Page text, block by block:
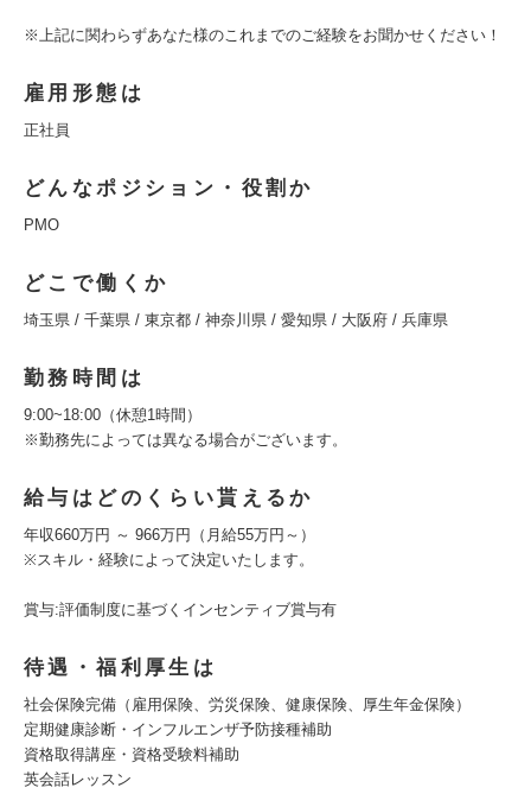
※上記に関わらずあなた様のこれまでのご経験をお聞かせください！
雇用形態は
正社員
どんなポジション・役割か
PMO
どこで働くか
埼玉県 / 千葉県 / 東京都 / 神奈川県 / 愛知県 / 大阪府 / 兵庫県
勤務時間は
9:00~18:00（休憩1時間）
※勤務先によっては異なる場合がございます。
給与はどのくらい貰えるか
年収660万円 ～ 966万円（月給55万円～）
※スキル・経験によって決定いたします。
賞与:評価制度に基づくインセンティブ賞与有
待遇・福利厚生は
社会保険完備（雇用保険、労災保険、健康保険、厚生年金保険）
定期健康診断・インフルエンザ予防接種補助
資格取得講座・資格受験料補助
英会話レッスン